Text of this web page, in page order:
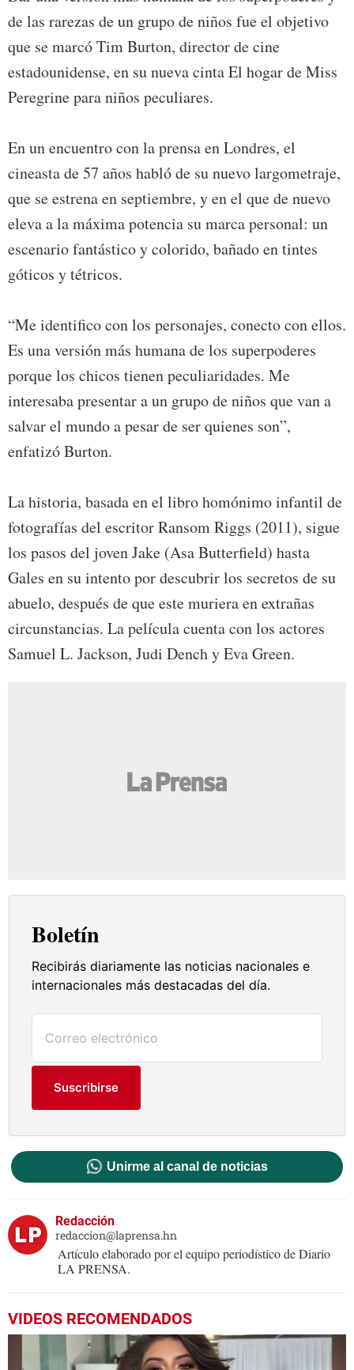
de las rarezas de un grupo de niños fue el objetivo
que se marcó Tim Burton, director de cine
estadounidense, en su nueva cinta El hogar de Miss
Peregrine para niños peculiares.
En un encuentro con la prensa en Londres, el
cineasta de 57 años habló de su nuevo largometraje,
que se estrena en septiembre, y en el que de nuevo
eleva a la máxima potencia su marca personal: un
escenario fantástico y colorido, bañado en tintes
góticos y tétricos.
“Me identifico con los personajes, conecto con ellos.
Es una versión más humana de los superpoderes
porque los chicos tienen peculiaridades. Me
interesaba presentar a un grupo de niños que van a
salvar el mundo a pesar de ser quienes son”,
enfatizó Burton.
La historia, basada en el libro homónimo infantil de
fotografías del escritor Ransom Riggs (2011), sigue
los pasos del joven Jake (Asa Butterfield) hasta
Gales en su intento por descubrir los secretos de su
abuelo, después de que este muriera en extrañas
circunstancias. La película cuenta con los actores
Samuel L. Jackson, Judi Dench y Eva Green.
Boletín
Recibirás diariamente las noticias nacionales e
internacionales más destacadas del día.
Suscribirse
Unirme al canal de noticias
Redacción
redaccion@laprensa.hn
Artículo elaborado por el equipo periodístico de Diario
LA PRENSA.
VIDEOS RECOMENDADOS